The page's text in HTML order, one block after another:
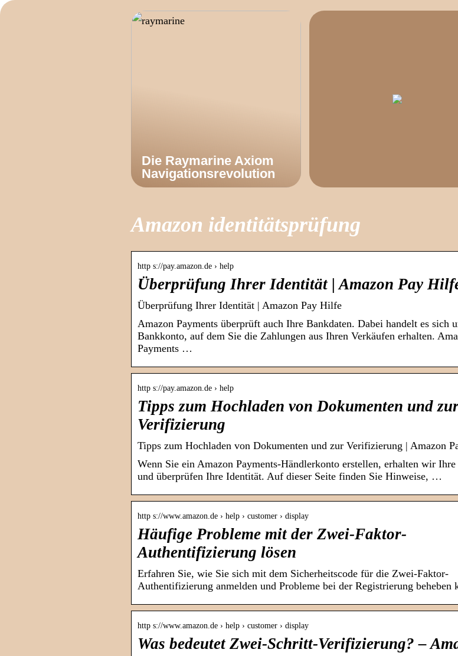
Die Raymarine Axiom
Navigationsrevolution
Amazon identitätsprüfung
http s://pay.amazon.de › help
Überprüfung Ihrer Identität | Amazon Pay
Überprüfung Ihrer Identität | Amazon Pay Hilfe
Amazon Payments überprüft auch Ihre Bankdaten. Dabei handelt es sich
Bankkonto, auf dem Sie die Zahlungen aus Ihren Verkäufen erhalten.
Payments …
http s://pay.amazon.de › help
Tipps zum Hochladen von Dokumenten und
Verifizierung
Tipps zum Hochladen von Dokumenten und zur Verifizierung | Amazon
Wenn Sie ein Amazon Payments-Händlerkonto erstellen, erhalten wir
und überprüfen Ihre Identität. Auf dieser Seite finden Sie Hinweise, …
http s://www.amazon.de › help › customer › display
Häufige Probleme mit der Zwei-Faktor-
Authentifizierung lösen
Erfahren Sie, wie Sie sich mit dem Sicherheitscode für die Zwei-Faktor-
Authentifizierung anmelden und Probleme bei der Registrierung beheben
http s://www.amazon.de › help › customer › display
Was bedeutet Zwei-Schritt-Verifizierung? –